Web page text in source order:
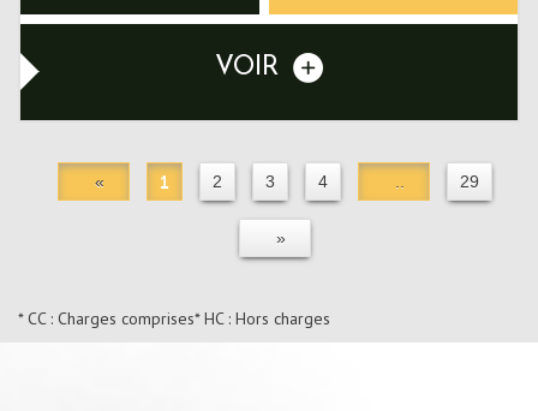
VOIR
« 1 2 3 4 29
»
* CC : Charges comprises* HC : Hors charges